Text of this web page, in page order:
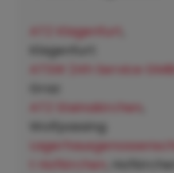
ATZ Klagenfurt
Klagenfurt:
ATSW 24h Service GMBH
ATZ Steinakirchen
Wolfpassing:
t Hofkirchen
, Hofkirchen